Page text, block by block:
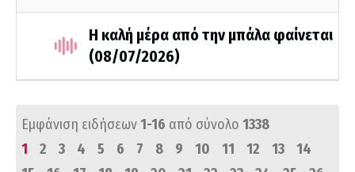
Η καλή μέρα από την μπάλα φαίνεται
(08/07/2026)
Εμφάνιση ειδήσεων1-16 από σύνολο 1338
1
2 3 4 5 6 7 8 9 10 11 12 13
14